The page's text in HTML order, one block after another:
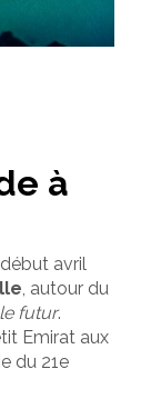
à
avril
, autour du
futur.
Emirat aux
du 21e